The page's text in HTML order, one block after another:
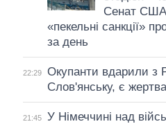
Сенат США
«пекельні санкції»
за день
22:29
Окупанти вдарили з
Слов'янську, є жертва
21:45
У Німеччині над